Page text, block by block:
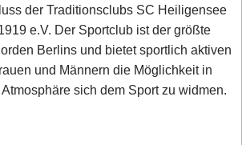
der Traditionsclubs SC Heiligensee
e.V. Der Sportclub ist der größte
Berlins und bietet sportlich aktiven
und Männern die Möglichkeit in
sich dem Sport zu widmen.